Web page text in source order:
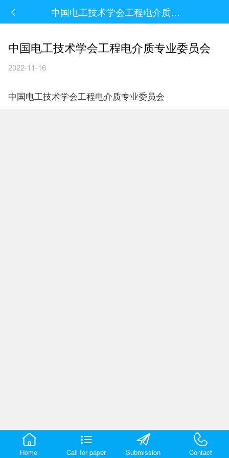
中国电工技术学会工程电介质专业委员会
中国电工技术学会工程电介质专业委员会
2022-11-16
中国电工技术学会工程电介质专业委员会
Home Call for paper Submission Contact